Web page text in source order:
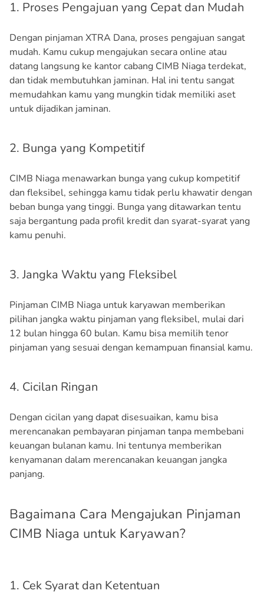
1. Proses Pengajuan yang Cepat dan Mudah
Dengan pinjaman XTRA Dana, proses pengajuan sangat
mudah. Kamu cukup mengajukan secara online atau
datang langsung ke kantor cabang CIMB Niaga terdekat,
dan tidak membutuhkan jaminan. Hal ini tentu sangat
memudahkan kamu yang mungkin tidak memiliki aset
untuk dijadikan jaminan.
2. Bunga yang Kompetitif
CIMB Niaga menawarkan bunga yang cukup kompetitif
dan fleksibel, sehingga kamu tidak perlu khawatir dengan
beban bunga yang tinggi. Bunga yang ditawarkan tentu
saja bergantung pada profil kredit dan syarat-syarat yang
kamu penuhi.
3. Jangka Waktu yang Fleksibel
Pinjaman CIMB Niaga untuk karyawan memberikan
pilihan jangka waktu pinjaman yang fleksibel, mulai dari
12 bulan hingga 60 bulan. Kamu bisa memilih tenor
pinjaman yang sesuai dengan kemampuan finansial kamu.
4. Cicilan Ringan
Dengan cicilan yang dapat disesuaikan, kamu bisa
merencanakan pembayaran pinjaman tanpa membebani
keuangan bulanan kamu. Ini tentunya memberikan
kenyamanan dalam merencanakan keuangan jangka
panjang.
Bagaimana Cara Mengajukan Pinjaman
CIMB Niaga untuk Karyawan?
1. Cek Syarat dan Ketentuan